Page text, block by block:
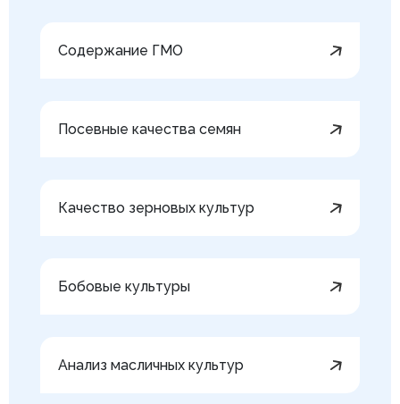
Содержание ГМО
Посевные качества семян
Качество зерновых культур
Бобовые культуры
Анализ масличных культур